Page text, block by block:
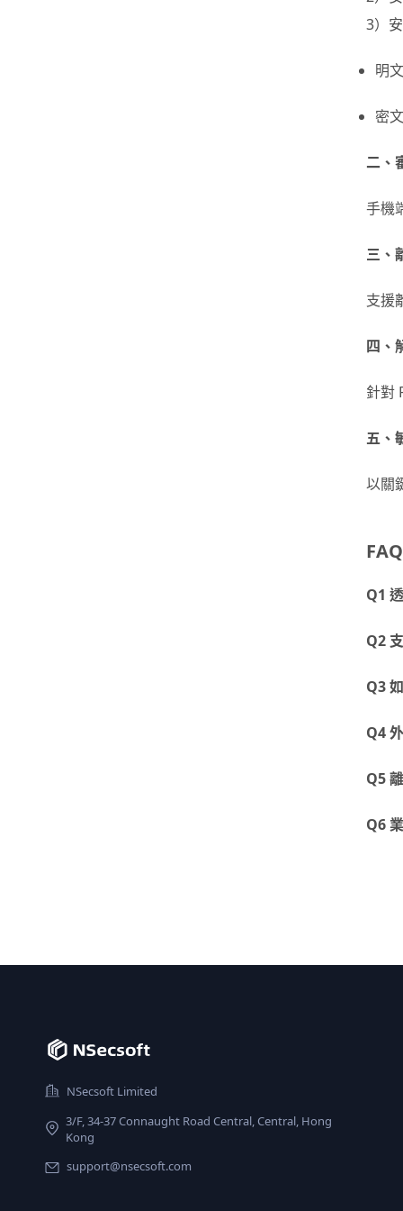
3）
明
密
二、
手機
三、
支援
四、
針對
五、
以關
FAQ
Q1
Q2
Q3
Q4
Q5
Q6
NSecsoft Limited
3/F, 34-37 Connaught Road Central, Central, Hong
Kong
support@nsecsoft.com